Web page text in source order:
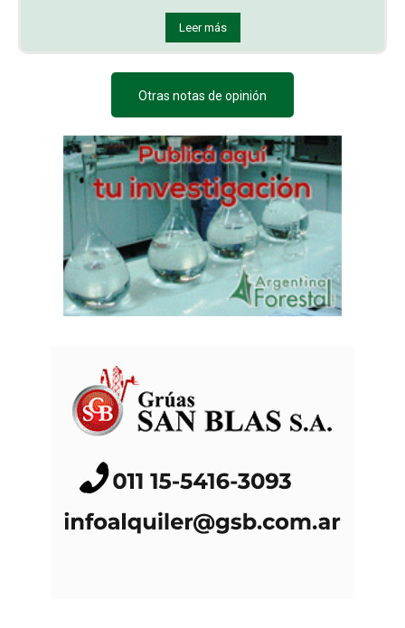
Leer más
Otras notas de opinión